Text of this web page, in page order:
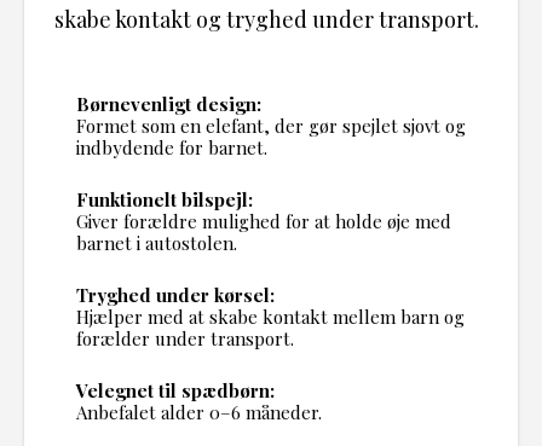
skabe kontakt og tryghed under transport.
Børnevenligt design:
Formet som en elefant, der gør spejlet sjovt og
indbydende for barnet.
Funktionelt bilspejl:
Giver forældre mulighed for at holde øje med
barnet i autostolen.
Tryghed under kørsel:
Hjælper med at skabe kontakt mellem barn og
forælder under transport.
Velegnet til spædbørn:
Anbefalet alder 0–6 måneder.